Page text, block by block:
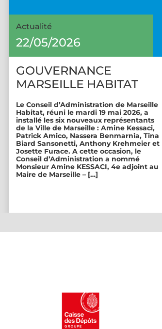
Actualité
22/05/2026
GOUVERNANCE
MARSEILLE HABITAT
Le Conseil d’Administration de Marseille
Habitat, réuni le mardi 19 mai 2026, a
installé les six nouveaux représentants
de la Ville de Marseille : Amine Kessaci,
Patrick Amico, Nassera Benmarnia, Tina
Biard Sansonetti, Anthony Krehmeier et
Josette Furace. A cette occasion, le
Conseil d’Administration a nommé
Monsieur Amine KESSACI, 4e adjoint au
Maire de Marseille – […]